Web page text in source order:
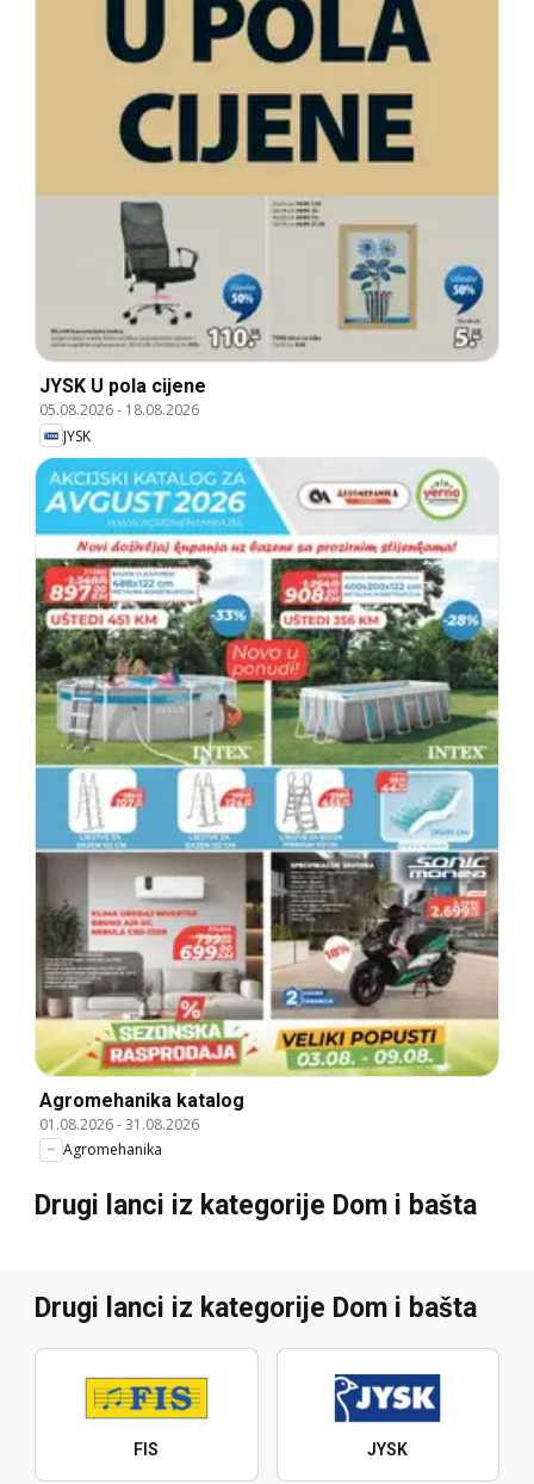
JYSK U pola cijene
05.08.2026- 18.08.2026
JYSK
Agromehanika katalog
01.08.2026-31.08.2026
Agromehanika
Drugi lanci iz kategorije Dom i bašta
Drugi lanci iz kategorije Dom i bašta
FIS JYSK